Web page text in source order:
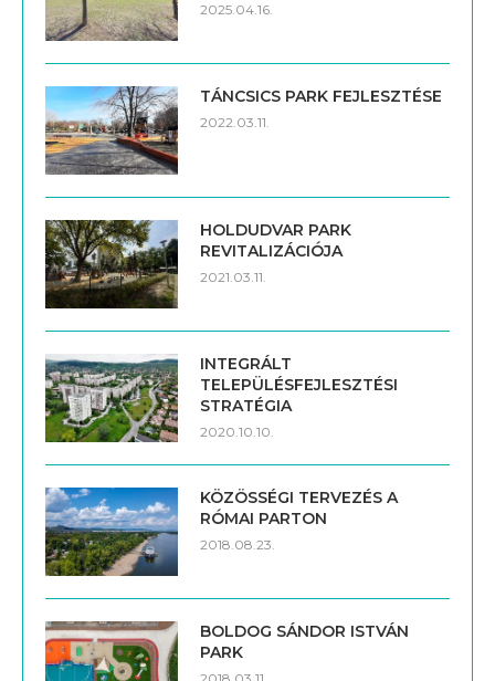
2025.04.16.
TÁNCSICS PARK FEJLESZTÉSE
2022.03.11.
HOLDUDVAR PARK
REVITALIZÁCIÓJA
2021.03.11.
INTEGRÁLT
TELEPÜLÉSFEJLESZTÉSI
STRATÉGIA
2020.10.10.
KÖZÖSSÉGI TERVEZÉS A
RÓMAI PARTON
2018.08.23.
BOLDOG SÁNDOR ISTVÁN
PARK